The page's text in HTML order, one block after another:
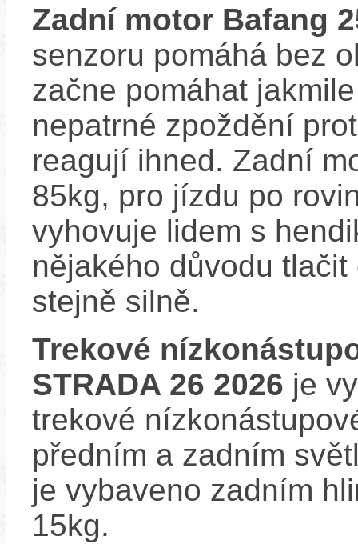
Zadní motor Bafang
senzoru pomáhá bez
začne pomáhat
nepatrné zpoždění
reagují ihned. Zadní
85kg, pro jízdu po
vyhovuje lidem s
nějakého důvodu
stejně silně.
Trekové
STRADA 26 2026 je
trekové
předním a zadním
je vybaveno zadním
15kg.